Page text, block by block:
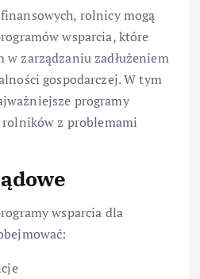
rolnicy mogą
wsparcia, które
w zarządzaniu zadłużeniem
gospodarczej. W tym
programy
z problemami
wsparcia dla